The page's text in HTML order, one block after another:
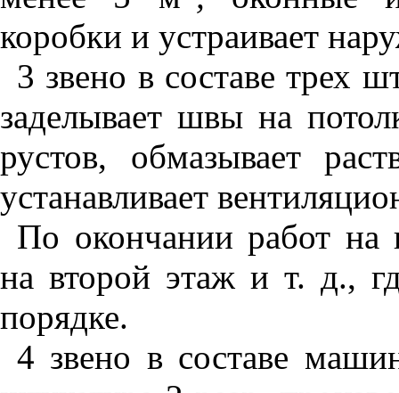
коробки и устраивает
3 звено в составе трех
заделывает швы на
рустов, обмазывает
устанавливает
По окончании работ на
на второй этаж и т. д.,
порядке.
4 звено в составе